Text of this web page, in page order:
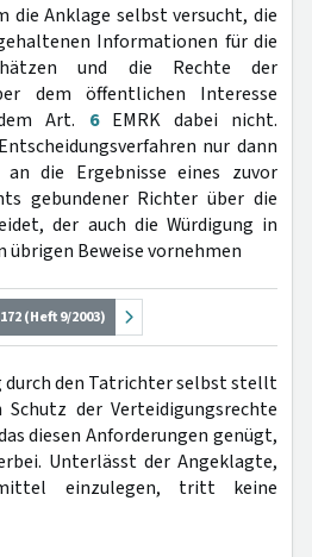
die Anklage selbst versucht, die
Informationen für die
und die Rechte der
dem öffentlichen Interesse
Art. 6EMRK dabei nicht.
nur dann
die Ergebnisse eines zuvor
gebundener Richter über die
der auch die Würdigung in
übrigen Beweise vornehmen
(Heft 9/2003)
durch den Tatrichter selbst stellt
der Verteidigungsrechte
diesen Anforderungen genügt,
Unterlässt der Angeklagte,
einzulegen, tritt keine